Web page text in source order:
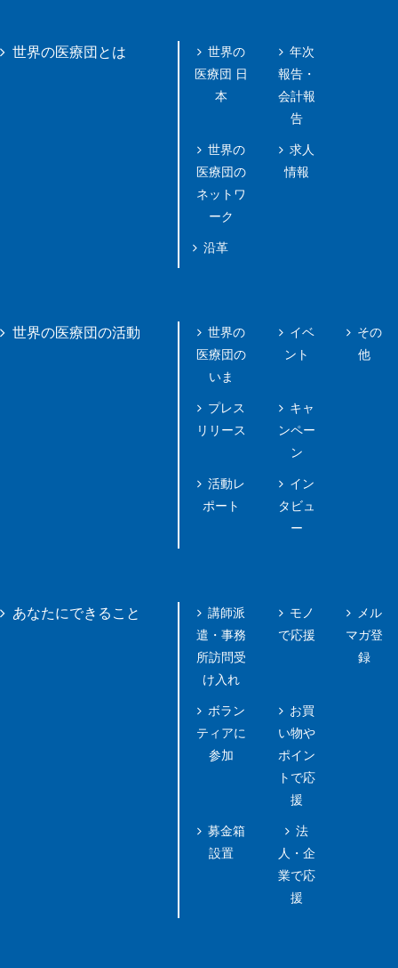
世界の医療団とは
世界の
医療団 日
本
世界の
医療団の
ネットワ
ーク
沿革
年次
報告・
会計報
告
求人
情報
世界の医療団の活動
世界の
医療団の
いま
プレス
リリース
活動レ
ポート
イベ
ント
キャ
ンペー
ン
イン
タビュ
ー
その
他
あなたにできること
講師派
遣・事務
所訪問受
け入れ
ボラン
ティアに
参加
募金箱
設置
モノ
で応援
お買
い物や
ポイン
トで応
援
法
人・企
業で応
援
メル
マガ登
録